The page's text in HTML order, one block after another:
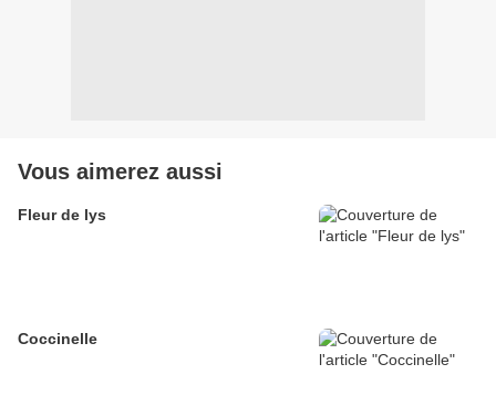
Vous aimerez aussi
Fleur de lys
Coccinelle